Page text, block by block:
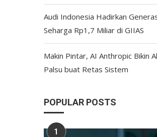
Audi Indonesia Hadirkan
Seharga Rp1,7 Miliar di GIIAS
Makin Pintar, AI Anthropic Bikin
Palsu buat Retas Sistem
POPULAR POSTS
1